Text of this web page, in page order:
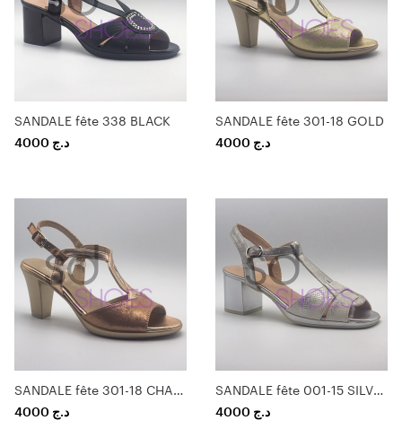
SANDALE fête 338 BLACK
4000 د.ج
SANDALE fête 301-18 GOLD
4000 د.ج
SANDALE fête 301-18 CHAMPAGNE
4000 د.ج
SANDALE fête 001-15 SILVER
4000 د.ج